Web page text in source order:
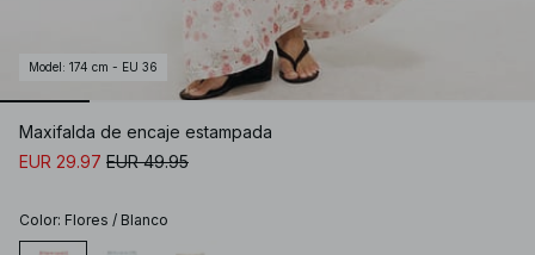
Model : 174 cm - EU 36
Maxifalda de encaje estampada
EUR 29.97 EUR 49.95
Color: Flores / Blanco